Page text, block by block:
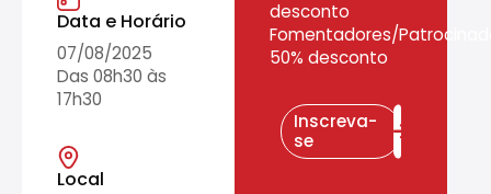
Data e Horário
07/08/2025
Das 08h30 às
17h30
Local
desconto
Fomentadores/
50% desconto
Inscreva-
se